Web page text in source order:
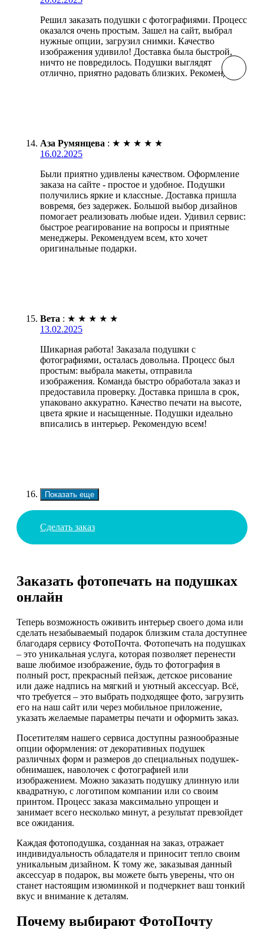
Решил заказать подушки с фотографиями. Процесс
оказался очень простым. Зашел на сайт, выбрал
нужные опции, загрузил снимки. Качество
изображения удивило! Доставка была быстрой,
ничто не повредилось. Подушки выглядят
отлично, приятно радовать близких. Рекомендую!
Аза Румянцева : ★ ★ ★ ★ ★
16.02.2025
Были приятно удивлены качеством. Оформление
заказа на сайте - простое и удобное. Подушки
получились яркие и классные. Доставка пришла
вовремя, без задержек. Большой выбор дизайнов
помогает реализовать любые идеи. Удивил сервис:
быстрое реагирование на вопросы и приятные
менеджеры. Рекомендуем всем, кто хочет
оригинальные подарки.
Вета : ★ ★ ★ ★ ★
13.02.2025
Шикарная работа! Заказала подушки с
фотографиями, осталась довольна. Процесс был
простым: выбрала макеты, отправила
изображения. Команда быстро обработала заказ и
предоставила проверку. Доставка пришла в срок,
упаковано аккуратно. Качество печати на высоте,
цвета яркие и насыщенные. Подушки идеально
вписались в интерьер. Рекомендую всем!
Показать еще
Сделать заказ
Заказать фотопечать на подушках
онлайн
Теперь возможность оживить интерьер своего дома или
сделать незабываемый подарок близким стала доступнее
благодаря сервису ФотоПочта. Фотопечать на подушках
– это уникальная услуга, которая позволяет перенести
ваше любимое изображение, будь то фотография в
полный рост, прекрасный пейзаж, детское рисование
или даже надпись на мягкий и уютный аксессуар. Всё,
что требуется – это выбрать подходящее фото, загрузить
его на наш сайт или через мобильное приложение,
указать желаемые параметры печати и оформить заказ.
Посетителям нашего сервиса доступны разнообразные
опции оформления: от декоративных подушек
различных форм и размеров до специальных подушек-
обнимашек, наволочек с фотографией или
изображением. Можно заказать подушку длинную или
квадратную, с логотипом компании или со своим
принтом. Процесс заказа максимально упрощен и
занимает всего несколько минут, а результат превзойдет
все ожидания.
Каждая фотоподушка, созданная на заказ, отражает
индивидуальность обладателя и приносит тепло своим
уникальным дизайном. К тому же, заказывая данный
аксессуар в подарок, вы можете быть уверены, что он
станет настоящим изюминкой и подчеркнет ваш тонкий
вкус и внимание к деталям.
Почему выбирают ФотоПочту